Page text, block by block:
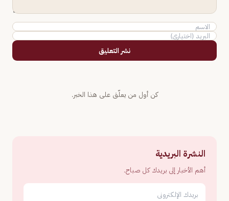
نشر التعليق
كن أول من يعلّق على هذا الخبر.
النشرة البريدية
أهم الأخبار إلى بريدك كل صباح.